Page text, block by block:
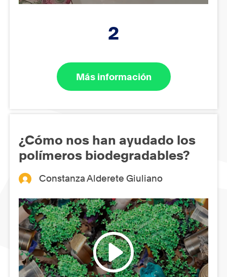
2
Más información
¿Cómo nos han ayudado los
polímeros biodegradables?
Constanza Alderete Giuliano